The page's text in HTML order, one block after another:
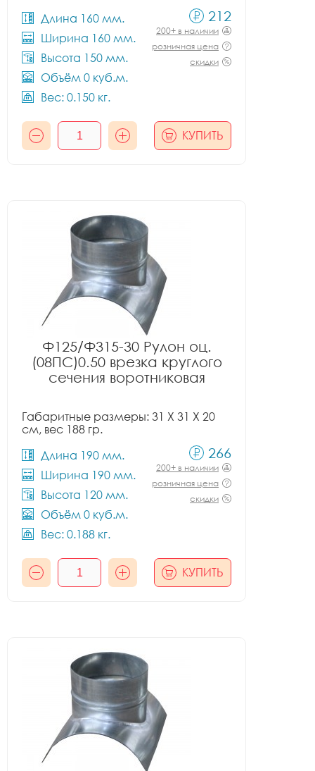
Длина 160 мм.
Ширина 160 мм.
Высота 150 мм.
Объём 0 куб.м.
Вес: 0.150 кг.
212
200+ в наличии
розничная цена
скидки
КУПИТЬ
Ф125/Ф315-30 Рулон оц.
(08ПС)0.50 врезка круглого
сечения воротниковая
Габаритные размеры: 31 X 31 X 20
см, вес 188 гр.
Длина 190 мм.
Ширина 190 мм.
Высота 120 мм.
Объём 0 куб.м.
Вес: 0.188 кг.
266
200+ в наличии
розничная цена
скидки
КУПИТЬ